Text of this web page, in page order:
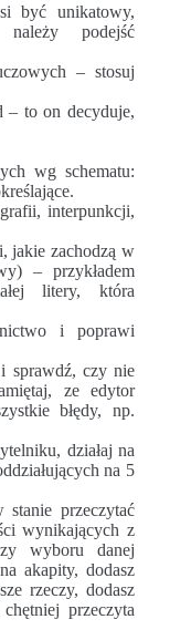
być unikatowy,
podejść
– stosuj
– to on decyduje,
wg schematu:
interpunkcji,
jakie zachodzą w
– przykładem
litery, która
i poprawi
sprawdź, czy nie
ze edytor
błędy, np.
działaj na
na 5
przeczytać
wynikających z
wyboru danej
akapity, dodasz
rzeczy, dodasz
przeczyta